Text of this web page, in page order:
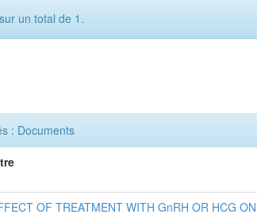
un total de 1.
: Documents
OF TREATMENT WITH GnRH OR HCG